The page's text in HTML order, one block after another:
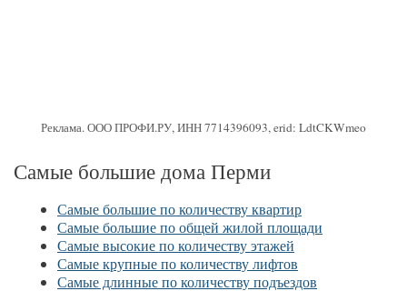
Реклама. ООО ПРОФИ.РУ, ИНН 7714396093, erid: LdtCKWmeo
Самые большие дома Перми
Самые большие по количеству квартир
Самые большие по общей жилой площади
Самые высокие по количеству этажей
Самые крупные по количеству лифтов
Самые длинные по количеству подъездов